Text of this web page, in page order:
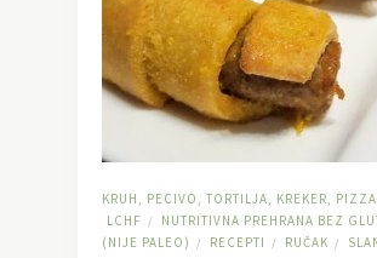
KRUH, PECIVO, TORTILJA, KREKER, PIZZA
LCHF /
NUTRITIVNA PREHRANA BEZ
(NIJE PALEO)
/ RECEPTI / RUČAK /